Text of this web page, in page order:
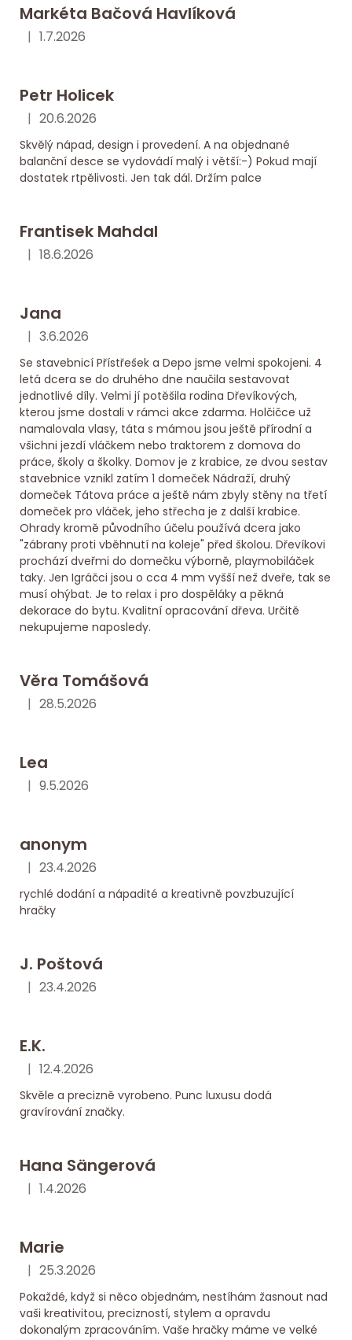
Markéta Bačová Havlíková
Hodnocení obchodu je 5 z 5 hvězdiček.
| 1.7.2026
Petr Holicek
Hodnocení obchodu je 5 z 5 hvězdiček.
| 20.6.2026
Skvělý nápad, design i provedení. A na objednané
balanční desce se vydovádí malý i větší:-) Pokud mají
dostatek rtpělivosti. Jen tak dál. Držím palce
Frantisek Mahdal
Hodnocení obchodu je 5 z 5 hvězdiček.
| 18.6.2026
Jana
Hodnocení obchodu je 5 z 5 hvězdiček.
| 3.6.2026
Se stavebnicí Přístřešek a Depo jsme velmi spokojeni. 4
letá dcera se do druhého dne naučila sestavovat
jednotlivé díly. Velmi jí potěšila rodina Dřevíkových,
kterou jsme dostali v rámci akce zdarma. Holčičce už
namalovala vlasy, táta s mámou jsou ještě přírodní a
všichni jezdí vláčkem nebo traktorem z domova do
práce, školy a školky. Domov je z krabice, ze dvou sestav
stavebnice vznikl zatím 1 domeček Nádraží, druhý
domeček Tátova práce a ještě nám zbyly stěny na třetí
domeček pro vláček, jeho střecha je z další krabice.
Ohrady kromě původního účelu používá dcera jako
"zábrany proti vběhnutí na koleje" před školou. Dřevíkovi
prochází dveřmi do domečku výborně, playmobiláček
taky. Jen Igráčci jsou o cca 4 mm vyšší než dveře, tak se
musí ohýbat. Je to relax i pro dospěláky a pěkná
dekorace do bytu. Kvalitní opracování dřeva. Určitě
nekupujeme naposledy.
Věra Tomášová
Hodnocení obchodu je 5 z 5 hvězdiček.
| 28.5.2026
Lea
Hodnocení obchodu je 5 z 5 hvězdiček.
| 9.5.2026
anonym
Hodnocení obchodu je 5 z 5 hvězdiček.
| 23.4.2026
rychlé dodání a nápadité a kreativně povzbuzující
hračky
J. Poštová
Hodnocení obchodu je 5 z 5 hvězdiček.
| 23.4.2026
E.K.
Hodnocení obchodu je 5 z 5 hvězdiček.
| 12.4.2026
Skvěle a precizně vyrobeno. Punc luxusu dodá
gravírování značky.
Hana Sängerová
Hodnocení obchodu je 5 z 5 hvězdiček.
| 1.4.2026
Marie
Hodnocení obchodu je 5 z 5 hvězdiček.
| 25.3.2026
Pokaždé, když si něco objednám, nestíhám žasnout nad
vaši kreativitou, precizností, stylem a opravdu
dokonalým zpracováním. Vaše hračky máme ve velké